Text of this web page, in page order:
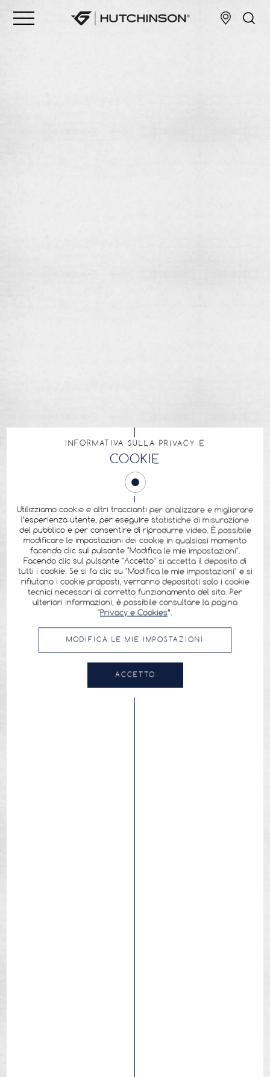
INFORMATIVA SULLA PRIVACY E
COOKIE
Utilizziamo cookie e altri traccianti per analizzare e migliorare
l’esperienza utente, per eseguire statistiche di misurazione
del pubblico e per consentire di riprodurre video. È possibile
modificare le impostazioni dei cookie in qualsiasi momento
facendo clic sul pulsante "Modifica le mie impostazioni".
Facendo clic sul pulsante "Accetto" si accetta il deposito di
tutti i cookie. Se si fa clic su "Modifica le mie impostazioni" e si
rifiutano i cookie proposti, verranno depositati solo i cookie
tecnici necessari al corretto funzionamento del sito. Per
ulteriori informazioni, è possibile consultare la pagina
"Privacy e Cookies”.
MODIFICA LE MIE IMPOSTAZIONI
ACCETTO